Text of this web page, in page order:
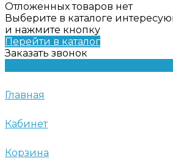
Отложенных товаров нет
Выберите в каталоге
и нажмите кнопку
Перейти в каталог
Заказать звонок
Главная
Кабинет
Корзина